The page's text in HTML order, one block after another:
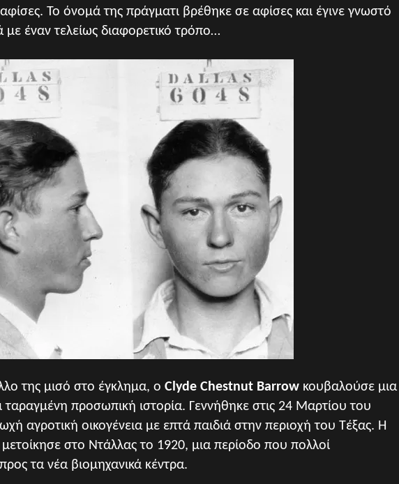
Το όνομά της πράγματι βρέθηκε σε αφίσες και έγινε γνωστό
έναν τελείως διαφορετικό τρόπο…
της μισό στο έγκλημα, ο Clyde Chestnut Barrow κουβαλούσε μια
ταραγμένη προσωπική ιστορία. Γεννήθηκε στις 24 Μαρτίου του
αγροτική οικογένεια με επτά παιδιά στην περιοχή του Τέξας. Η
μετοίκησε στο Ντάλλας το 1920, μια περίοδο που πολλοί
τα νέα βιομηχανικά κέντρα.